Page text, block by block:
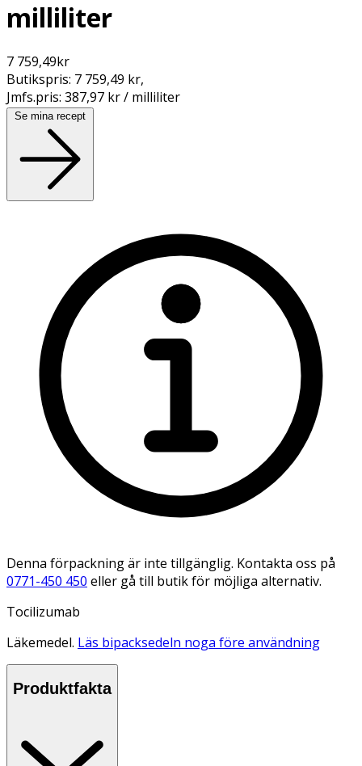
milliliter
7 759,49kr
Butikspris: 7 759,49 kr,
Jmfs.pris: 387,97 kr / milliliter
Se mina recept
Denna förpackning är inte tillgänglig. Kontakta oss på
0771-450 450 eller gå till butik för möjliga alternativ.
Tocilizumab
Läkemedel. Läs bipacksedeln noga före användning
Produktfakta